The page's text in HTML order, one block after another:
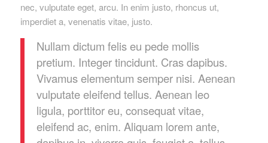
nec, vulputate eget, arcu. In enim justo, rhoncus ut,
imperdiet a, venenatis vitae, justo.
Nullam dictum felis eu pede mollis
pretium. Integer tincidunt. Cras dapibus.
Vivamus elementum semper nisi. Aenean
vulputate eleifend tellus. Aenean leo
ligula, porttitor eu, consequat vitae,
eleifend ac, enim. Aliquam lorem ante,